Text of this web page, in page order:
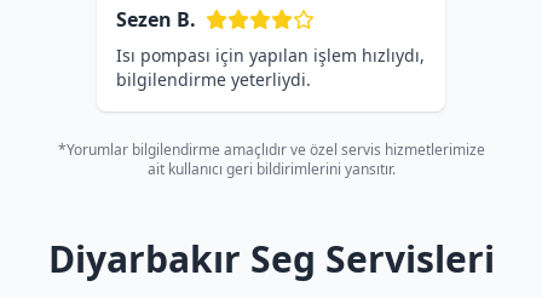
Sezen B.
Isı pompası için yapılan işlem hızlıydı,
bilgilendirme yeterliydi.
*Yorumlar bilgilendirme amaçlıdır ve özel servis hizmetlerimize
ait kullanıcı geri bildirimlerini yansıtır.
Diyarbakır Seg Servisleri